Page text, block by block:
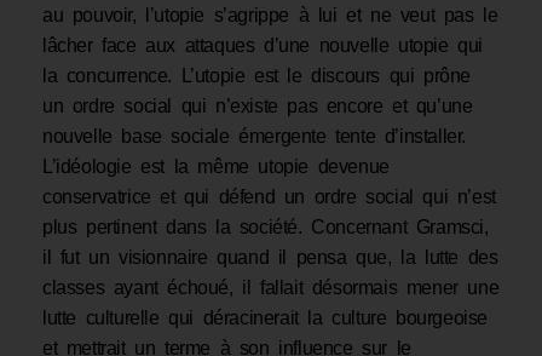
au pouvoir, l’utopie s’agrippe à lui et ne veut pas le
lâcher face aux attaques d’une nouvelle utopie qui
la concurrence. L’utopie est le discours qui prône
un ordre social qui n’existe pas encore et qu’une
nouvelle base sociale émergente tente d’installer.
L’idéologie est la même utopie devenue
conservatrice et qui défend un ordre social qui n’est
plus pertinent dans la société. Concernant Gramsci,
il fut un visionnaire quand il pensa que, la lutte des
classes ayant échoué, il fallait désormais mener une
lutte culturelle qui déracinerait la culture bourgeoise
et mettrait un terme à son influence sur le